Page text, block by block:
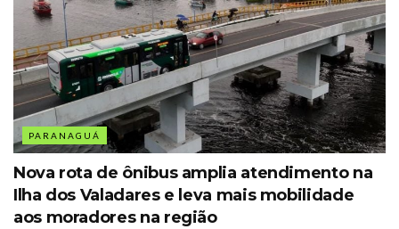
PARANAGUÁ
Nova rota de ônibus amplia atendimento na
Ilha dos Valadares e leva mais mobilidade
aos moradores na região